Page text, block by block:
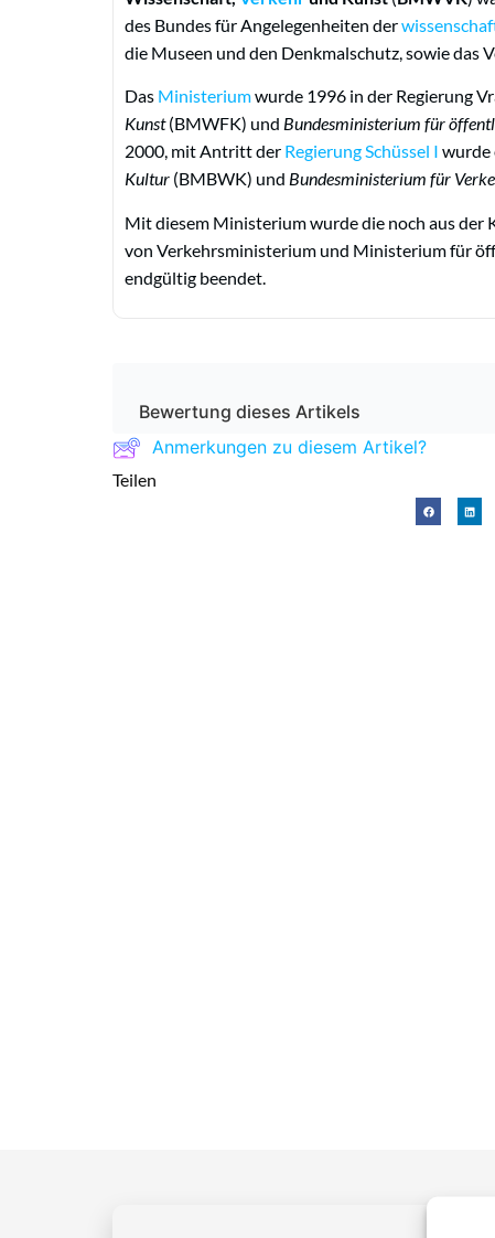
des Bundes für Angelegenheiten der
die Museen und den Denkmalschutz, sowie das
Das Ministeriumwurde 1996 in der Regierung
Kunst(BMWFK) und Bundesministerium für
2000, mit Antritt der Regierung Schüssel I wurde
Kultur (BMBWK) und Bundesministerium für
Mit diesem Ministerium wurde die noch aus
von Verkehrsministerium und Ministerium für
endgültig beendet.
Bewertung dieses Artikels
Anmerkungen zu diesem Artikel?
Teilen